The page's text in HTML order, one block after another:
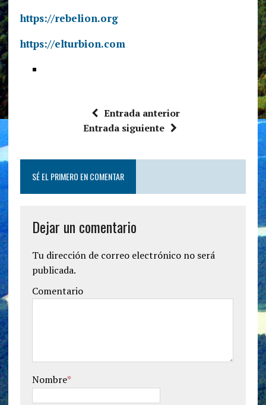
https://rebelion.org
https://elturbion.com
Entrada anterior
Entrada siguiente
SÉ EL PRIMERO EN COMENTAR
Dejar un comentario
Tu dirección de correo electrónico no será
publicada.
Comentario
Nombre*